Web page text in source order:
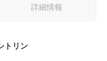
詳細情報
トリン